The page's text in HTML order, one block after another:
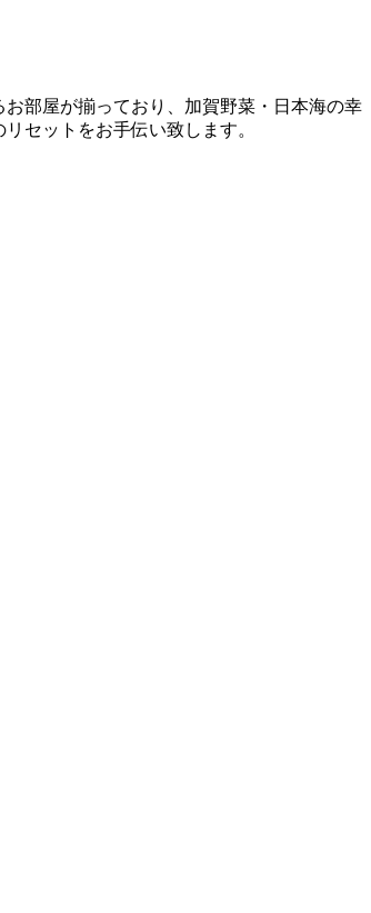
部屋が揃っており、加賀野菜・日本海の幸
セットをお手伝い致します。